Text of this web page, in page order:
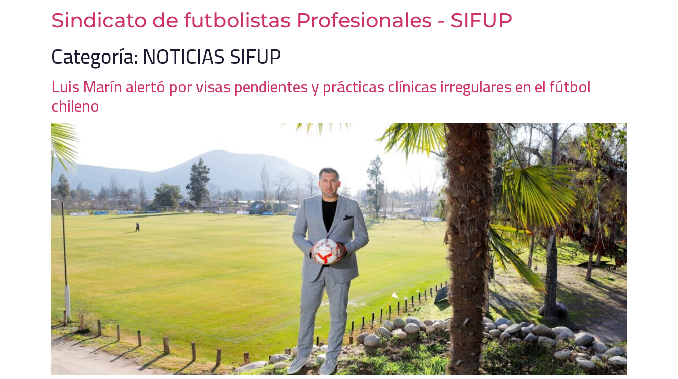
Sindicato de futbolistas Profesionales - SIFUP
Categoría:NOTICIAS SIFUP
Luis Marín alertó por visas pendientes y prácticas clínicas irregulares en el fútbol
chileno